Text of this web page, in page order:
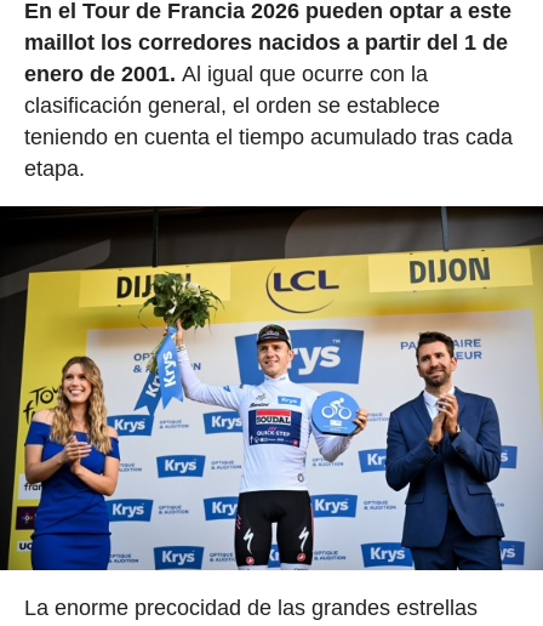
En el Tour de Francia 2026 pueden optar a este
maillot los corredores nacidos a partir del 1 de
enero de 2001. Al igual que ocurre con la
clasificación general, el orden se establece
teniendo en cuenta el tiempo acumulado tras cada
etapa.
La enorme precocidad de las grandes estrellas